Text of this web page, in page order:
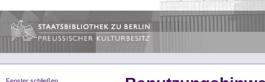
Fenster schließen